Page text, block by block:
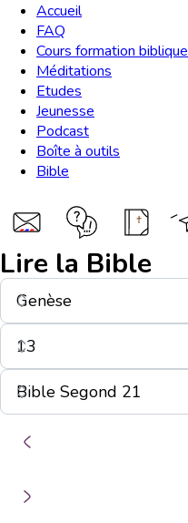
Accueil
FAQ
Cours formation biblique
Méditations
Etudes
Jeunesse
Podcast
Boîte à outils
Bible
Lire la Bible